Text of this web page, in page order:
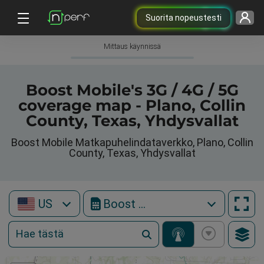
Suorita nopeustesti
Mittaus käynnissä
Boost Mobile's 3G / 4G / 5G
coverage map - Plano, Collin
County, Texas, Yhdysvallat
Boost Mobile Matkapuhelindataverkko, Plano, Collin
County, Texas, Yhdysvallat
US Boost Mobile